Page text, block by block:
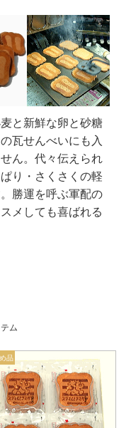
と新鮮な卵と砂糖
瓦せんべいにも入
ん。代々伝えられ
り・さくさくの軽
勝運を呼ぶ軍配の
メしても喜ばれる
ム